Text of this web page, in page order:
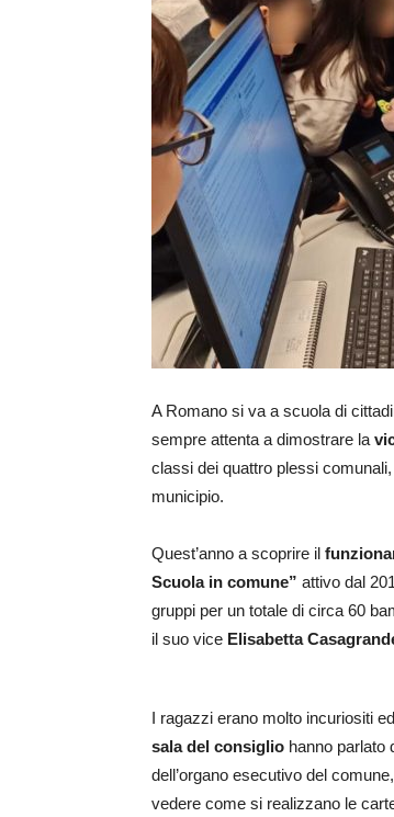
A Romano si va a scuola di
sempre attenta a dimostrare la
classi dei quattro plessi
municipio.
Quest’anno a scoprire il
Scuola in comune” attivo dal
gruppi per un totale di circa 60
il suo vice Elisabetta
I ragazzi erano molto incuriositi
sala del consiglio hanno parlato
dell’organo esecutivo del
vedere come si realizzano le